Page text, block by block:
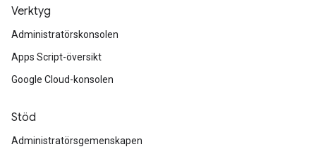
Verktyg
Administratörskonsolen
Apps Script-översikt
Google Cloud-konsolen
Stöd
Administratörsgemenskapen